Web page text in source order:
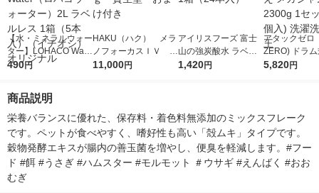
【水・ミネラルウォー
ター】LOHACO Wate
r（ロハコウォータ
シ） オリジナル
490円
HAKU（ハク） メラ
ノフォーカスＩＶ 4
5ｇ 資生堂 おまけ
11,000円
アイリスフーズ 富士
山の強炭酸水 ラベル
レス 500ml 1箱（24
1,420円
アタックゼロ
ZERO) ドラ
詰め替え メガ
5,820円
商品説明
栄養バランスに優れた、保存料・着色料無添加のミックスフレーク
です。ペットが食べやすく、嗜好性も高い「殻ムキ」タイプです。
穀物発酵エキスが腸内の善玉菌を増やし、便臭を軽減します。#フー
ド #餌 #うさぎ #ハムスター #モルモット ＃ウサギ #えんばく #おお
むぎ